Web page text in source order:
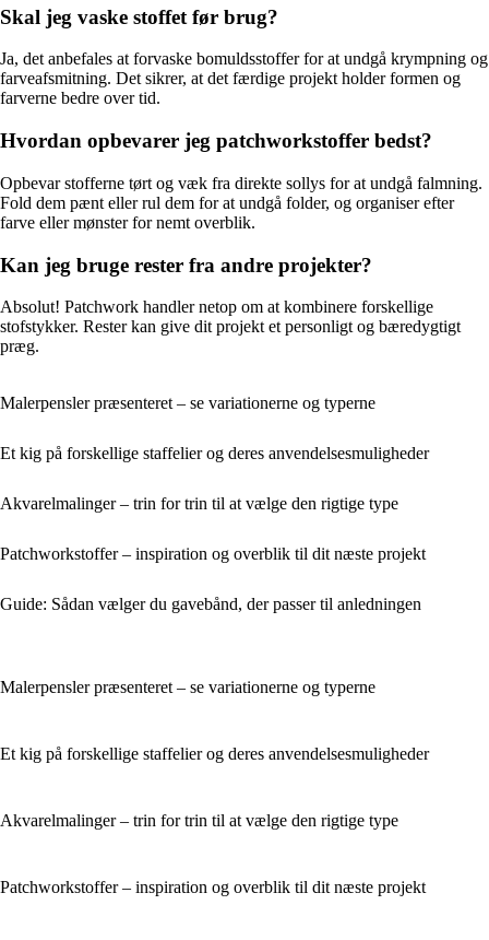
Skal jeg vaske stoffet før brug?
Ja, det anbefales at forvaske bomuldsstoffer for at undgå krympning og
farveafsmitning. Det sikrer, at det færdige projekt holder formen og
farverne bedre over tid.
Hvordan opbevarer jeg patchworkstoffer bedst?
Opbevar stofferne tørt og væk fra direkte sollys for at undgå falmning.
Fold dem pænt eller rul dem for at undgå folder, og organiser efter
farve eller mønster for nemt overblik.
Kan jeg bruge rester fra andre projekter?
Absolut! Patchwork handler netop om at kombinere forskellige
stofstykker. Rester kan give dit projekt et personligt og bæredygtigt
præg.
Malerpensler præsenteret – se variationerne og typerne
Et kig på forskellige staffelier og deres anvendelsesmuligheder
Akvarelmalinger – trin for trin til at vælge den rigtige type
Patchworkstoffer – inspiration og overblik til dit næste projekt
Guide: Sådan vælger du gavebånd, der passer til anledningen
Malerpensler præsenteret – se variationerne og typerne
Et kig på forskellige staffelier og deres anvendelsesmuligheder
Akvarelmalinger – trin for trin til at vælge den rigtige type
Patchworkstoffer – inspiration og overblik til dit næste projekt